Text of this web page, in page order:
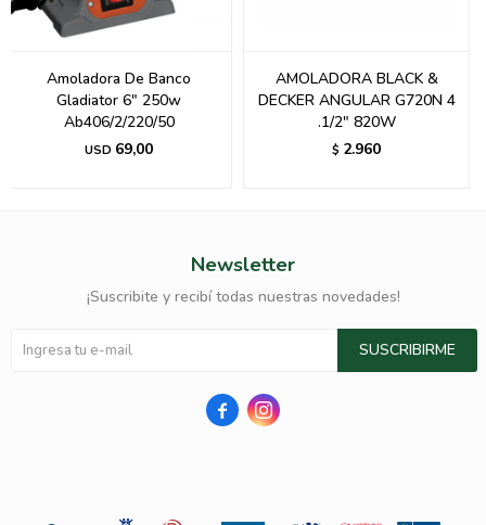
Amoladora De Banco
Gladiator 6" 250w
Ab406/2/220/50
USD 69,00
AMOLADORA BLACK &
DECKER ANGULAR G720N 4
.1/2" 820W
$ 2.960
Newsletter
¡Suscribite y recibí todas nuestras novedades!
SUSCRIBIRME
 